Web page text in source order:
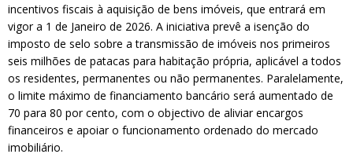
incentivos fiscais à aquisição de bens imóveis, que entrará em
vigor a 1 de Janeiro de 2026. A iniciativa prevê a isenção do
imposto de selo sobre a transmissão de imóveis nos primeiros
seis milhões de patacas para habitação própria, aplicável a todos
os residentes, permanentes ou não permanentes. Paralelamente,
o limite máximo de financiamento bancário será aumentado de
70 para 80 por cento, com o objectivo de aliviar encargos
financeiros e apoiar o funcionamento ordenado do mercado
imobiliário.